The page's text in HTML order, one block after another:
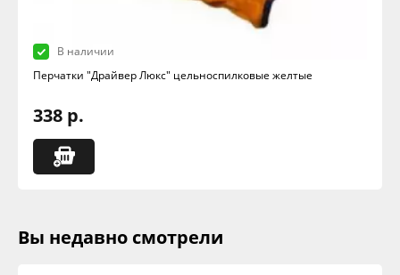
В наличии
Перчатки "Драйвер Люкс" цельноспилковые желтые
338 р.
Вы недавно смотрели